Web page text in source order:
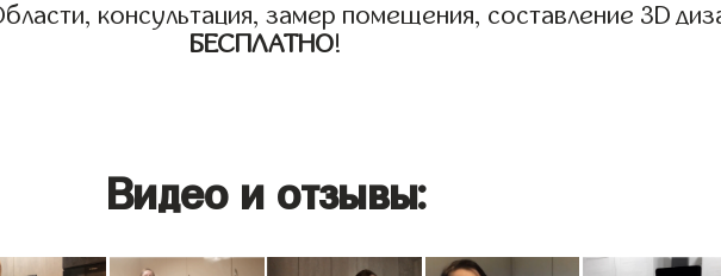
консультация, замер помещения, составление 3D
БЕСПЛАТНО!
Видео и отзывы: